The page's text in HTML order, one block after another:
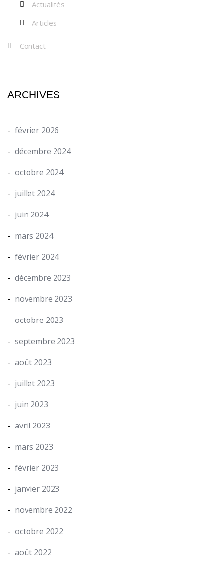
Actualités
Articles
Contact
ARCHIVES
février 2026
décembre 2024
octobre 2024
juillet 2024
juin 2024
mars 2024
février 2024
décembre 2023
novembre 2023
octobre 2023
septembre 2023
août 2023
juillet 2023
juin 2023
avril 2023
mars 2023
février 2023
janvier 2023
novembre 2022
octobre 2022
août 2022